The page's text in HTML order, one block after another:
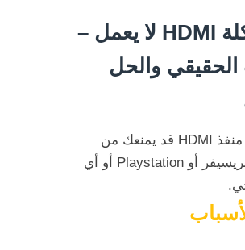
مشكلة HDMI لا يعمل –
الحقيقي والحل
عدم عمل منفذ HDMI قد يمنعك من
مشاهدة الريسيفر أو Playstation أو أي